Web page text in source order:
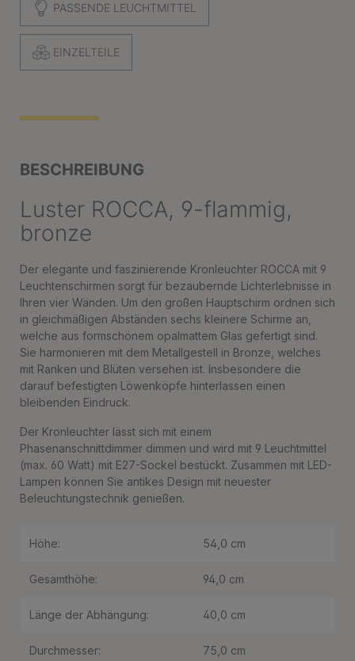
PASSENDE LEUCHTMITTEL
EINZELTEILE
BESCHREIBUNG
Luster ROCCA, 9-flammig,
bronze
Der elegante und faszinierende Kronleuchter ROCCA mit 9
Leuchtenschirmen sorgt für bezaubernde Lichterlebnisse in
Ihren vier Wänden. Um den großen Hauptschirm ordnen sich
in gleichmäßigen Abständen sechs kleinere Schirme an,
welche aus formschönem opalmattem Glas gefertigt sind.
Sie harmonieren mit dem Metallgestell in Bronze, welches
mit Ranken und Blüten versehen ist. Insbesondere die
darauf befestigten Löwenköpfe hinterlassen einen
bleibenden Eindruck.
Der Kronleuchter lässt sich mit einem
Phasenanschnittdimmer dimmen und wird mit 9 Leuchtmittel
(max. 60 Watt) mit E27-Sockel bestückt. Zusammen mit LED-
Lampen können Sie antikes Design mit neuester
Beleuchtungstechnik genießen.
Höhe: 54,0 cm
Gesamthöhe: 94,0 cm
Länge der Abhängung: 40,0 cm
Durchmesser: 75,0 cm